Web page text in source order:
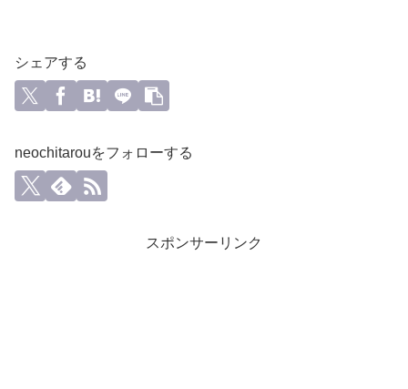
シェアする
neochitarouをフォローする
スポンサーリンク